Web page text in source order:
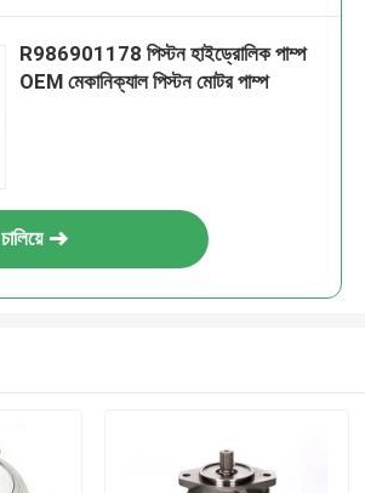
R986901178 পিস্টন হাইড্রোলিক পাম্প
OEM মেকানিক্যাল পিস্টন মোটর পাম্প
চালিয়ে